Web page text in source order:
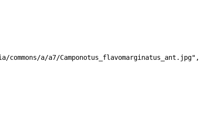
a/a7/Camponotus_flavomarginatus_ant.jpg" ,